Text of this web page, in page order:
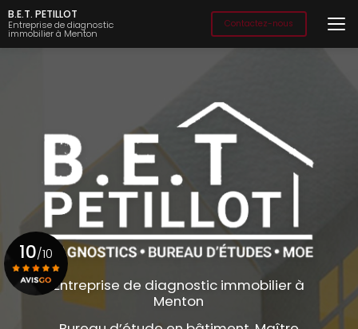
Aller
au
contenu
principal
B.E.T. PETILLOT
Entreprise de diagnostic
immobilier à Menton
Contactez-nous
Entreprise de diagnostic immobilier à
Menton
10/10
Voir le certificat